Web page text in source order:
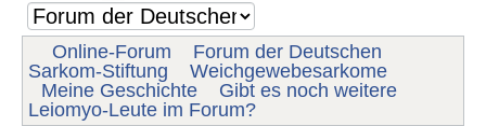
Online-Forum
Forum der Deutschen
Sarkom-Stiftung
Weichgewebesarkome
Meine Geschichte
Gibt es noch weitere
Leiomyo-Leute im Forum?